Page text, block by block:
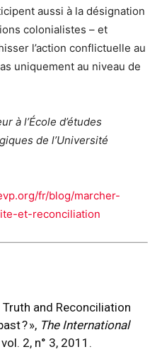
aussi à la désignation
colonialistes – et
l’action conflictuelle au
uniquement au niveau de
à l’École d’études
de l’Université
fr/blog/marcher-
et-reconciliation
Truth and Reconciliation
? », The International
vol. 2, n° 3, 2011.